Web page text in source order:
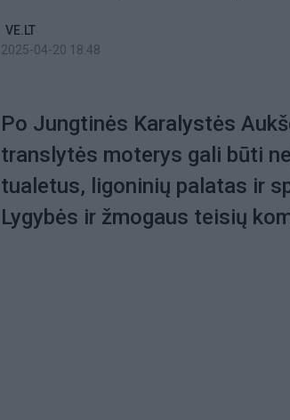
VE.LT
2025-04-20 18:48
Po Jungtinės Karalystės
translytės moterys gali būti
tualetus, ligoninių palatas ir
Lygybės ir žmogaus teisių